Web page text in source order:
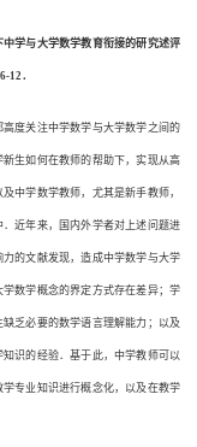
学与大学数学教育衔接的研究述评
12．
度关注中学数学与大学数学之间的
生如何在教师的帮助下，实现从高
中学数学教师，尤其是新手教师，
近年来，国内外学者对上述问题进
的文献发现，造成中学数学与大学
数学概念的界定方式存在差异；学
乏必要的数学语言理解能力；以及
识的经验．基于此，中学教师可以
专业知识进行概念化，以及在教学